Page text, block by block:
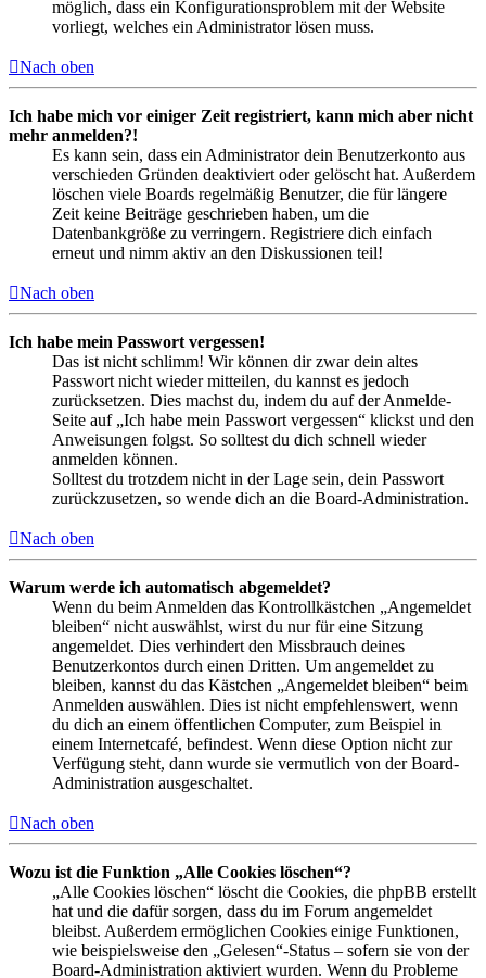
möglich, dass ein Konfigurationsproblem mit der Website
vorliegt, welches ein Administrator lösen muss.
Nach oben
Ich habe mich vor einiger Zeit registriert, kann mich aber nicht
mehr anmelden?!
Es kann sein, dass ein Administrator dein Benutzerkonto aus
verschieden Gründen deaktiviert oder gelöscht hat. Außerdem
löschen viele Boards regelmäßig Benutzer, die für längere
Zeit keine Beiträge geschrieben haben, um die
Datenbankgröße zu verringern. Registriere dich einfach
erneut und nimm aktiv an den Diskussionen teil!
Nach oben
Ich habe mein Passwort vergessen!
Das ist nicht schlimm! Wir können dir zwar dein altes
Passwort nicht wieder mitteilen, du kannst es jedoch
zurücksetzen. Dies machst du, indem du auf der Anmelde-
Seite auf „Ich habe mein Passwort vergessen“ klickst und den
Anweisungen folgst. So solltest du dich schnell wieder
anmelden können.
Solltest du trotzdem nicht in der Lage sein, dein Passwort
zurückzusetzen, so wende dich an die Board-Administration.
Nach oben
Warum werde ich automatisch abgemeldet?
Wenn du beim Anmelden das Kontrollkästchen „Angemeldet
bleiben“ nicht auswählst, wirst du nur für eine Sitzung
angemeldet. Dies verhindert den Missbrauch deines
Benutzerkontos durch einen Dritten. Um angemeldet zu
bleiben, kannst du das Kästchen „Angemeldet bleiben“ beim
Anmelden auswählen. Dies ist nicht empfehlenswert, wenn
du dich an einem öffentlichen Computer, zum Beispiel in
einem Internetcafé, befindest. Wenn diese Option nicht zur
Verfügung steht, dann wurde sie vermutlich von der Board-
Administration ausgeschaltet.
Nach oben
Wozu ist die Funktion „Alle Cookies löschen“?
„Alle Cookies löschen“ löscht die Cookies, die phpBB erstellt
hat und die dafür sorgen, dass du im Forum angemeldet
bleibst. Außerdem ermöglichen Cookies einige Funktionen,
wie beispielsweise den „Gelesen“-Status – sofern sie von der
Board-Administration aktiviert wurden. Wenn du Probleme